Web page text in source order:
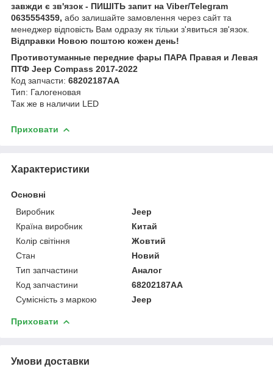
завжди є зв'язок - ПИШІТЬ запит на Viber/Telegram
0635554359, або залишайте замовлення через сайт та
менеджер відповість Вам одразу як тільки з'явиться зв'язок.
Відправки Новою поштою кожен день!
Противотуманные передние фары ПАРА Правая и Левая
ПТФ Jeep Compass 2017-2022
Код запчасти: 68202187AA
Тип: Галогеновая
Так же в наличии LED
Приховати
Характеристики
Основні
Виробник
Jeep
Країна виробник
Китай
Колір світіння
Жовтий
Стан
Новий
Тип запчастини
Аналог
Код запчастини
68202187AA
Сумісність з маркою
Jeep
Приховати
Умови доставки